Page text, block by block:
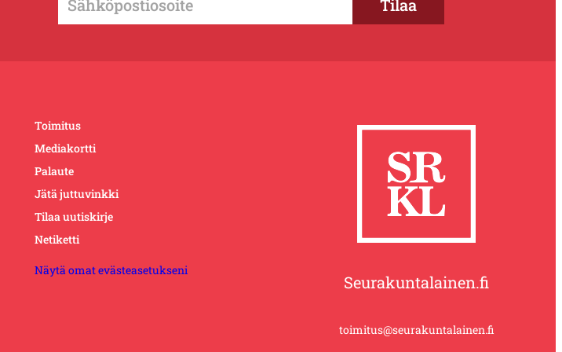
Toimitus
Mediakortti
Palaute
Jätä juttuvinkki
Tilaa uutiskirje
Netiketti
Näytä omat evästeasetukseni
Seurakuntalainen.fi
toimitus@seurakuntalainen.fi